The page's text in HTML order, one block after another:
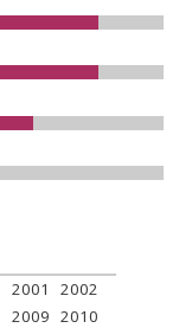
2001
2002
2009 2010